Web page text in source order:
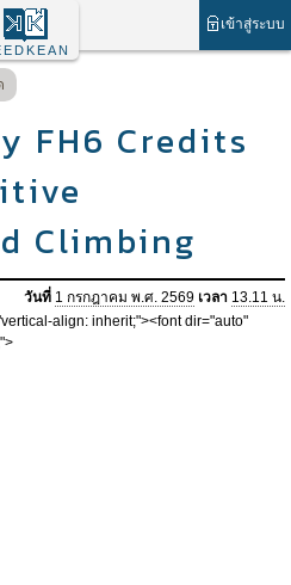
เข้าสู่ระบบ
FH6 Credits
Climbing
วันที่ 1 กรกฎาคม พ.ศ. 2569 เวลา 13.11 น.
align: inherit;"><font dir="auto"